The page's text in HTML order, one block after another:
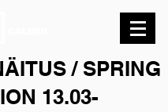
/ SPRING
13.03-